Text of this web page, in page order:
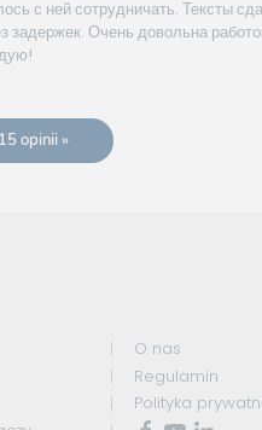
с ней сотрудничать. Тексты
задержек. Очень довольна
opinii »
O nas
Regulamin
Polityka